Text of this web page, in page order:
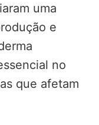
uma
e
no
que afetam